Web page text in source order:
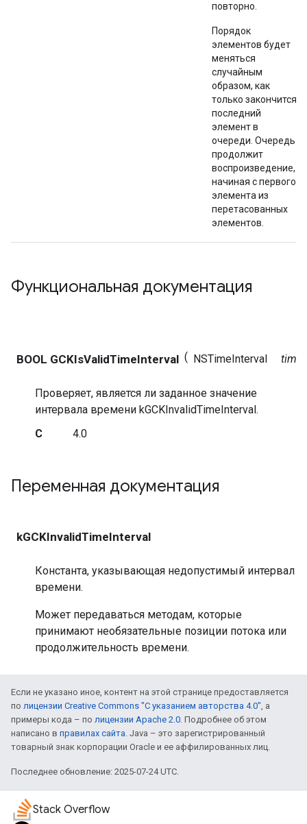
повторно.
Порядок
элементов будет
меняться
случайным
образом, как
только закончится
последний
элемент в
очереди. Очередь
продолжит
воспроизведение,
начиная с первого
элемента из
перетасованных
элементов.
Функциональная документация
BOOL GCKIsValidTimeInterval ( NSTimeInterval
Проверяет, является ли заданное значение
интервала времени kGCKInvalidTimeInterval.
С
4.0
Переменная документация
kGCKInvalidTimeInterval
Константа, указывающая недопустимый интервал
времени.
Может передаваться методам, которые
принимают необязательные позиции потока или
продолжительность времени.
Если не указано иное, контент на этой странице предоставляется
по лицензии Creative Commons "С указанием авторства 4.0", а
примеры кода – по лицензии Apache 2.0. Подробнее об этом
написано в правилах сайта. Java – это зарегистрированный
товарный знак корпорации Oracle и ее аффилированных лиц.
Последнее обновление: 2025-07-24 UTC.
Stack Overflow